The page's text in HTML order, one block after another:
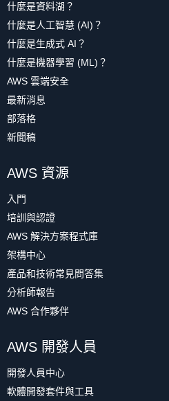
什麼是資料湖？
什麼是人工智慧 (AI)？
什麼是生成式 AI？
什麼是機器學習 (ML)？
AWS 雲端安全
最新消息
部落格
新聞稿
AWS 資源
入門
培訓與認證
AWS 解決方案程式庫
架構中心
產品和技術常見問答集
分析師報告
AWS 合作夥伴
AWS 開發人員
開發人員中心
軟體開發套件與工具